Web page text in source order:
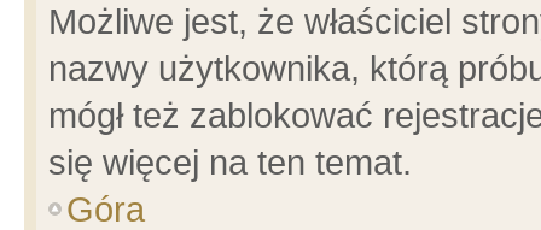
Możliwe jest, że właściciel
nazwy użytkownika, którą
mógł też zablokować
się więcej na ten temat.
Góra